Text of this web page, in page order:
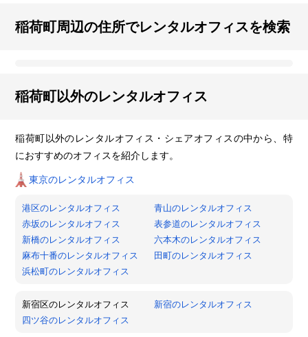
稲荷町周辺の住所でレンタルオフィスを検索
稲荷町以外のレンタルオフィス
稲荷町以外のレンタルオフィス・シェアオフィスの中から、特
におすすめのオフィスを紹介します。
東京のレンタルオフィス
港区のレンタルオフィス
青山のレンタルオフィス
赤坂のレンタルオフィス
表参道のレンタルオフィス
新橋のレンタルオフィス
六本木のレンタルオフィス
麻布十番のレンタルオフィス
田町のレンタルオフィス
浜松町のレンタルオフィス
新宿区のレンタルオフィス
新宿のレンタルオフィス
四ツ谷のレンタルオフィス